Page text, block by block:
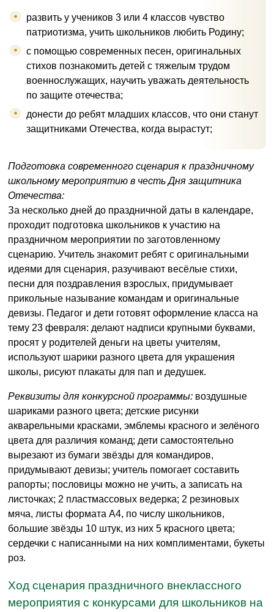
развить у учеников 3 или 4 классов чувство
патриотизма, учить школьников любить Родину;
с помощью современных песен, оригинальных
стихов познакомить детей с тяжелым трудом
военнослужащих, научить уважать деятельность
по защите отечества;
донести до ребят младших классов, что они станут
защитниками Отечества, когда вырастут;
Подготовка современного сценария к праздничному
школьному мероприятию в честь Дня защитника
Отечества:
За несколько дней до праздничной даты в календаре,
проходит подготовка школьников к участию на
праздничном мероприятии по заготовленному
сценарию. Учитель знакомит ребят с оригинальными
идеями для сценария, разучивают весёлые стихи,
песни для поздравления взрослых, придумывает
прикольные называние командам и оригинальные
девизы. Педагог и дети готовят оформление класса на
тему 23 февраля: делают надписи крупными буквами,
просят у родителей деньги на цветы учителям,
используют шарики разного цвета для украшения
школы, рисуют плакаты для пап и дедушек.
Реквизиты для конкурсной программы: воздушные
шариками разного цвета; детские рисунки
акварельными красками, эмблемы красного и зелёного
цвета для различия команд; дети самостоятельно
вырезают из бумаги звёзды для командиров,
придумывают девизы; учитель помогает составить
рапорты; пословицы можно не учить, а записать на
листочках; 2 пластмассовых ведерка; 2 резиновых
мяча, листы формата А4, по числу школьников,
большие звёзды 10 штук, из них 5 красного цвета;
сердечки с написанными на них комплиментами, букеты
роз.
Ход сценария праздничного внеклассного
мероприятия с конкурсами для школьников на